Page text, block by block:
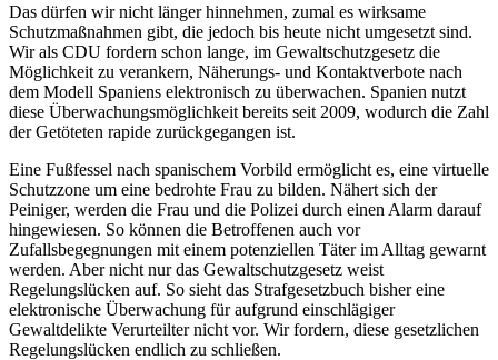
Das dürfen wir nicht länger hinnehmen, zumal es wirksame
Schutzmaßnahmen gibt, die jedoch bis heute nicht umgesetzt sind.
Wir als CDU fordern schon lange, im Gewaltschutzgesetz die
Möglichkeit zu verankern, Näherungs- und Kontaktverbote nach
dem Modell Spaniens elektronisch zu überwachen. Spanien nutzt
diese Überwachungsmöglichkeit bereits seit 2009, wodurch die Zahl
der Getöteten rapide zurückgegangen ist.
Eine Fußfessel nach spanischem Vorbild ermöglicht es, eine virtuelle
Schutzzone um eine bedrohte Frau zu bilden. Nähert sich der
Peiniger, werden die Frau und die Polizei durch einen Alarm darauf
hingewiesen. So können die Betroffenen auch vor
Zufallsbegegnungen mit einem potenziellen Täter im Alltag gewarnt
werden. Aber nicht nur das Gewaltschutzgesetz weist
Regelungslücken auf. So sieht das Strafgesetzbuch bisher eine
elektronische Überwachung für aufgrund einschlägiger
Gewaltdelikte Verurteilter nicht vor. Wir fordern, diese gesetzlichen
Regelungslücken endlich zu schließen.